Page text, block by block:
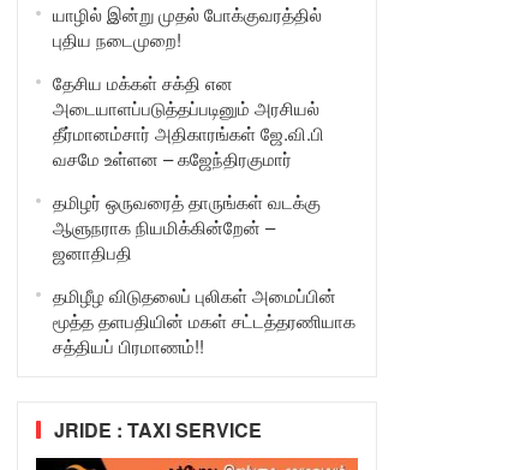
யாழில் இன்று முதல் போக்குவரத்தில்
புதிய நடைமுறை!
தேசிய மக்கள் சக்தி என
அடையாளப்படுத்தப்படினும் அரசியல்
தீர்மானம்சார் அதிகாரங்கள் ஜே.வி.பி
வசமே உள்ளன – கஜேந்திரகுமார்
தமிழர் ஒருவரைத் தாருங்கள் வடக்கு
ஆளுநராக நியமிக்கின்றேன் –
ஜனாதிபதி
தமிழீழ விடுதலைப் புலிகள் அமைப்பின்
மூத்த தளபதியின் மகள் சட்டத்தரணியாக
சத்தியப் பிரமாணம்!!
JRIDE : TAXI SERVICE